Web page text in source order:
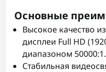
Основные
Высокое качество
дисплеи Full HD
диапазоном 50000:1.
Стабильная